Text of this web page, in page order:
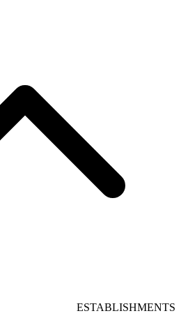
ESTABLISHMENTS